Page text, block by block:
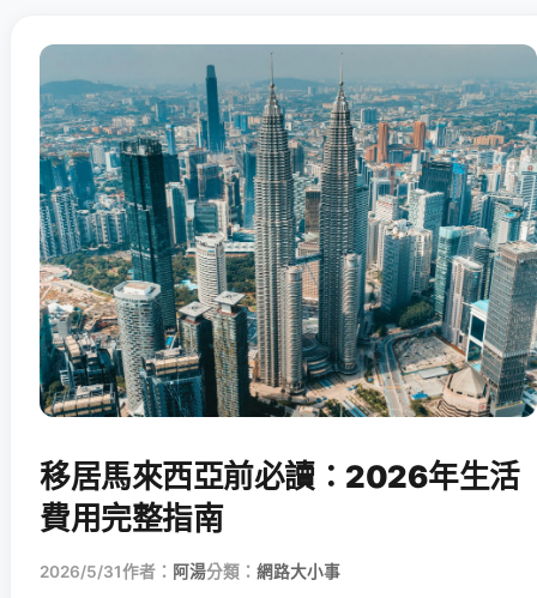
移居馬來西亞前必讀：2026年生活
費用完整指南
2026/5/31作者： 阿湯分類： 網路大小事